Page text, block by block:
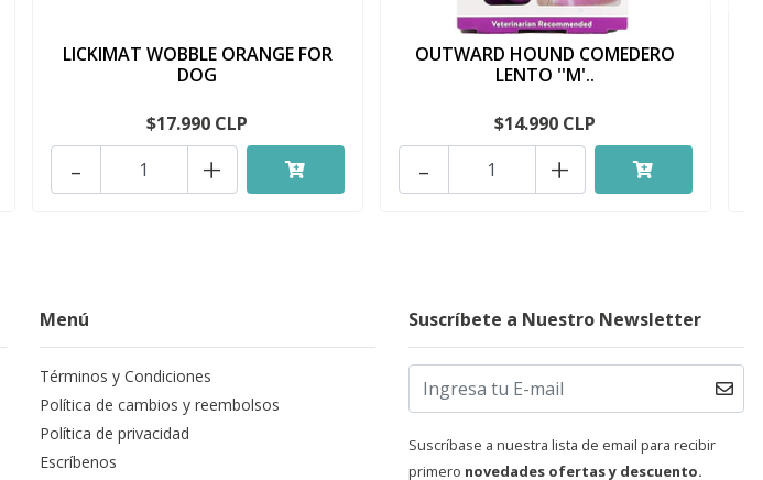
LICKIMAT WOBBLE ORANGE FOR
DOG
$17.990 CLP
+
-
OUTWARD HOUND COMEDERO
LENTO ''M'..
$14.990 CLP
+
-
Menú
Términos y Condiciones
Política de cambios y reembolsos
Política de privacidad
Escríbenos
Suscríbete a Nuestro Newsletter
Suscríbase a nuestra lista de email para recibir
primero novedades ofertas y descuento.